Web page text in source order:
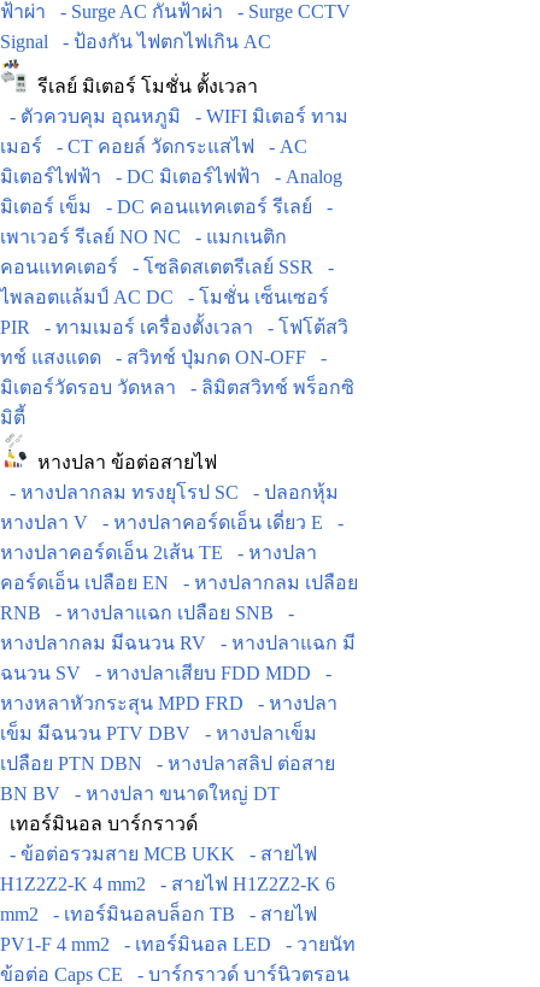
ฟ้าผ่า
- Surge AC กันฟ้าผ่า
- Surge CCTV
Signal
- ป้องกัน ไฟตกไฟเกิน AC
รีเลย์ มิเตอร์ โมชั่น ตั้งเวลา
- ตัวควบคุม อุณหภูมิ
- WIFI มิเตอร์ ทาม
เมอร์
- CT คอยล์ วัดกระแสไฟ
- AC
มิเตอร์ไฟฟ้า
- DC มิเตอร์ไฟฟ้า
- Analog
มิเตอร์ เข็ม
- DC คอนแทคเตอร์ รีเลย์
-
เพาเวอร์ รีเลย์ NO NC
- แมกเนติก
คอนแทคเตอร์
- โซลิดสเตตรีเลย์ SSR
-
ไพลอตแล้มป์ AC DC
- โมชั่น เซ็นเซอร์
PIR
- ทามเมอร์ เครื่องตั้งเวลา
- โฟโต้สวิ
ทช์ แสงแดด
- สวิทช์ ปุ่มกด ON-OFF
-
มิเตอร์วัดรอบ วัดหลา
- ลิมิตสวิทช์ พร็อกซิ
มิตี้
หางปลา ข้อต่อสายไฟ
- หางปลากลม ทรงยุโรป SC
- ปลอกหุ้ม
หางปลา V
- หางปลาคอร์ดเอ็น เดี่ยว E
-
หางปลาคอร์ดเอ็น 2เส้น TE
- หางปลา
คอร์ดเอ็น เปลือย EN
- หางปลากลม เปลือย
RNB
- หางปลาแฉก เปลือย SNB
-
หางปลากลม มีฉนวน RV
- หางปลาแฉก มี
ฉนวน SV
- หางปลาเสียบ FDD MDD
-
หางหลาหัวกระสุน MPD FRD
- หางปลา
เข็ม มีฉนวน PTV DBV
- หางปลาเข็ม
เปลือย PTN DBN
- หางปลาสลิป ต่อสาย
BN BV
- หางปลา ขนาดใหญ่ DT
เทอร์มินอล บาร์กราวด์
- ข้อต่อรวมสาย MCB UKK
- สายไฟ
H1Z2Z2-K 4 mm2
- สายไฟ H1Z2Z2-K 6
mm2
- เทอร์มินอลบล็อก TB
- สายไฟ
PV1-F 4 mm2
- เทอร์มินอล LED
- วายนัท
ข้อต่อ Caps CE
- บาร์กราวด์ บาร์นิวตรอน